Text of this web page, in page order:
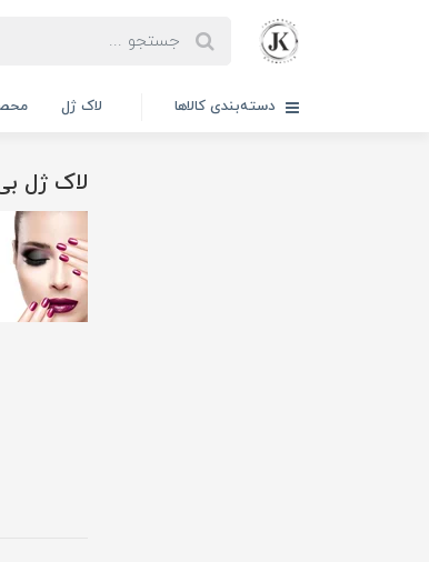
دسته‌بندی کالاها لاک ژل
لاک ژل